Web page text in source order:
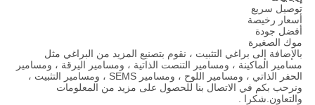
توصيل سريع
أسعار رخيصة
أفضل جودة
موك الصغيرة
بالإضافة إلى براغي التثبيت ، نقوم بتصنيع المزيد من البراغي مثل
مسامير الماكينة ، ومسامير التنصت الذاتية ، ومسامير اليرقة ، ومسامير
الحفر الذاتي ، ومسامير اللوح ، ومسامير SEMS ، ومسامير التثبيت ،
ونرحب بكم في الاتصال بنا للحصول على مزيد من المعلومات
والتعاون.شكرا .